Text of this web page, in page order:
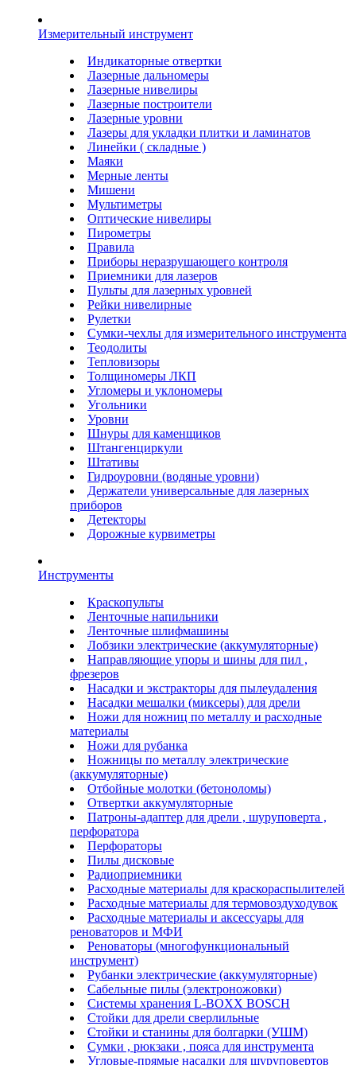
Измерительный инструмент
Индикаторные отвертки
Лазерные дальномеры
Лазерные нивелиры
Лазерные построители
Лазерные уровни
Лазеры для укладки плитки и ламинатов
Линейки ( складные )
Маяки
Мерные ленты
Мишени
Мультиметры
Оптические нивелиры
Пирометры
Правила
Приборы неразрушающего контроля
Приемники для лазеров
Пульты для лазерных уровней
Рейки нивелирные
Рулетки
Сумки-чехлы для измерительного инструмента
Теодолиты
Тепловизоры
Толщиномеры ЛКП
Угломеры и уклономеры
Угольники
Уровни
Шнуры для каменщиков
Штангенциркули
Штативы
Гидроуровни (водяные уровни)
Держатели универсальные для лазерных
приборов
Детекторы
Дорожные курвиметры
Инструменты
Краскопульты
Ленточные напильники
Ленточные шлифмашины
Лобзики электрические (аккумуляторные)
Направляющие упоры и шины для пил ,
фрезеров
Насадки и экстракторы для пылеудаления
Насадки мешалки (миксеры) для дрели
Ножи для ножниц по металлу и расходные
материалы
Ножи для рубанка
Ножницы по металлу электрические
(аккумуляторные)
Отбойные молотки (бетоноломы)
Отвертки аккумуляторные
Патроны-адаптер для дрели , шуруповерта ,
перфоратора
Перфораторы
Пилы дисковые
Радиоприемники
Расходные материалы для краскораспылителей
Расходные материалы для термовоздуходувок
Расходные материалы и аксессуары для
реноваторов и МФИ
Реноваторы (многофункциональный
инструмент)
Рубанки электрические (аккумуляторные)
Сабельные пилы (электроножовки)
Системы хранения L-BOXX BOSCH
Стойки для дрели сверлильные
Стойки и станины для болгарки (УШМ)
Сумки , рюкзаки , пояса для инструмента
Угловые-прямые насадки для шуруповертов